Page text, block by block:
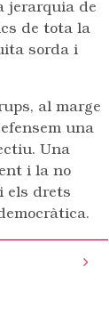
jerarquia de
de tota la
sorda i
al marge
una
Una
i la no
els drets